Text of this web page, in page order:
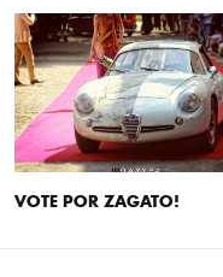
VOTE POR ZAGATO!